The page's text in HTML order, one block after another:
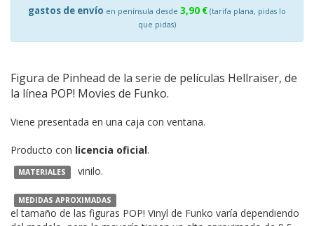
gastos de envío en península desde 3,90 € (tarifa plana, pidas lo
que pidas)
Figura de Pinhead de la serie de películas Hellraiser, de
la línea POP! Movies de Funko.
Viene presentada en una caja con ventana.
Producto con licencia oficial.
MATERIALES vinilo.
MEDIDAS APROXIMADAS
el tamaño de las figuras POP! Vinyl de Funko varía dependiendo